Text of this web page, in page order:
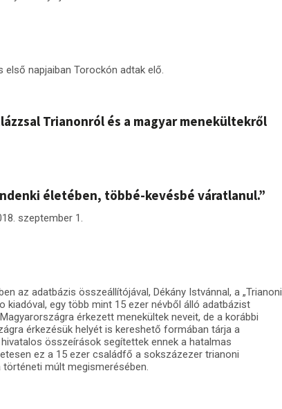
napjaiban Torockón adtak elő.
Trianonról és a magyar menekültekről
életében, többé-kevésbé váratlanul.”
szeptember 1.
az adatbázis összeállítójával, Dékány Istvánnal, a „Trianoni
kiadóval, egy több mint 15 ezer névből álló adatbázist
érkezett menekültek neveit, de a korábbi
érkezésük helyét is kereshető formában tárja a
összeírások segítettek ennek a hatalmas
ez a 15 ezer családfő a sokszázezer trianoni
múlt megismerésében.